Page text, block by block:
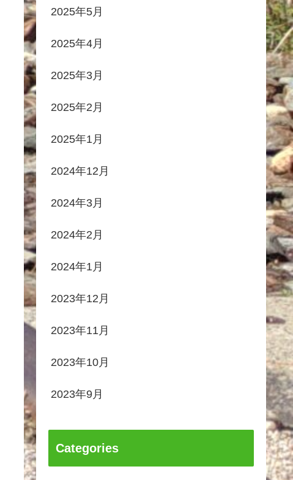
2025年5月
2025年4月
2025年3月
2025年2月
2025年1月
2024年12月
2024年3月
2024年2月
2024年1月
2023年12月
2023年11月
2023年10月
2023年9月
Categories